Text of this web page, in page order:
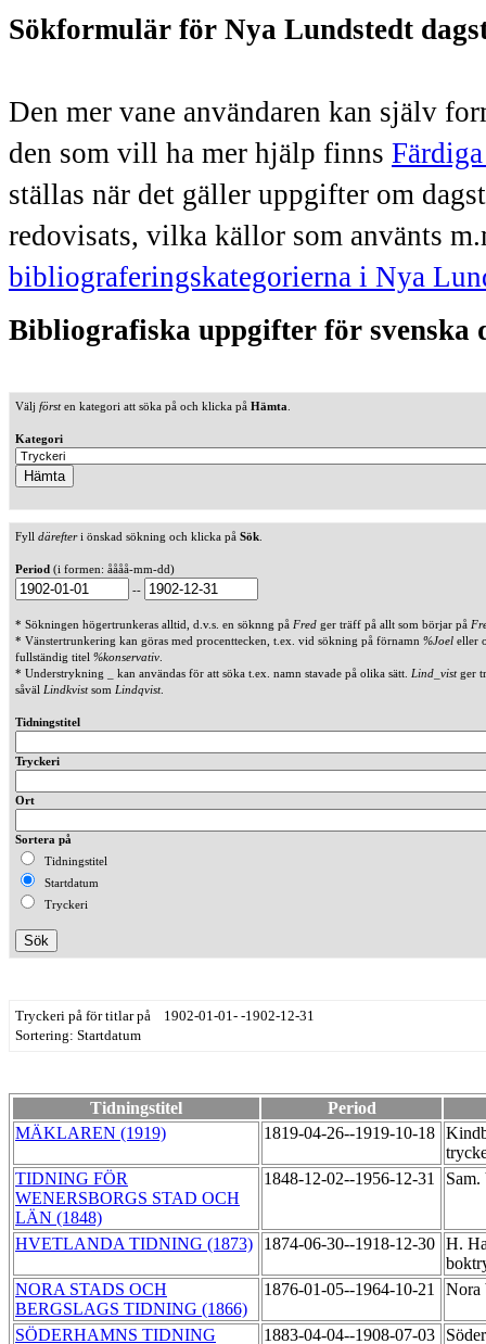
Sökformulär för Nya Lundstedt
Den mer vane användaren kan själv
den som vill ha mer hjälp finns
ställas när det gäller uppgifter om
redovisats, vilka källor som använts
bibliograferingskategorierna i Nya
Bibliografiska uppgifter för svenska
Välj försten kategori att söka på och klicka på Hämta
Kategori
Fyll därefteri önskad sökning och klicka på Sök
Period (i formen: åååå-mm-dd)
--
* Sökningen högertrunkeras alltid, d.v.s. en söknng på Fred ger träff på allt som börjar på
* Vänstertrunkering kan göras med procenttecken, t.ex. vid sökning på förnamn %Joel eller
fullständig titel %konservativ
* Understrykning _ kan användas för att söka t.ex. namn stavade på olika sätt. Lind_vistger
såväl Lindkvistsom Lindqvist.
Tidningstitel
Tryckeri
Ort
Sortera på
Tidningstitel
Startdatum
Tryckeri
Tryckeri på för titlar på 1902-01-01- -1902-12-31
Sortering: Startdatum
Tidningstitel
Period
MÄKLAREN (1919)
1819-04-26--1919-10-18
TIDNING FÖR
WENERSBORGS STAD OCH
LÄN (1848)
1848-12-02--1956-12-31
HVETLANDA TIDNING (1873) 1874-06-30--1918-12-30 H.
NORA STADS OCH
BERGSLAGS TIDNING (1866)
1876-01-05--1964-10-21 Nora
SÖDERHAMNS TIDNING
1883-04-04--1908-07-03